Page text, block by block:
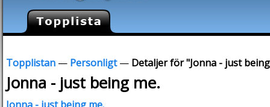
Topplistan — Personligt— Detaljer för "Jonna - just
Jonna - just being me.